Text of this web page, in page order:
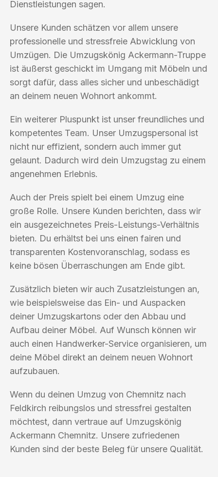
Dienstleistungen sagen.
Unsere Kunden schätzen vor allem unsere
professionelle und stressfreie Abwicklung von
Umzügen. Die Umzugskönig Ackermann-Truppe
ist äußerst geschickt im Umgang mit Möbeln und
sorgt dafür, dass alles sicher und unbeschädigt
an deinem neuen Wohnort ankommt.
Ein weiterer Pluspunkt ist unser freundliches und
kompetentes Team. Unser Umzugspersonal ist
nicht nur effizient, sondern auch immer gut
gelaunt. Dadurch wird dein Umzugstag zu einem
angenehmen Erlebnis.
Auch der Preis spielt bei einem Umzug eine
große Rolle. Unsere Kunden berichten, dass wir
ein ausgezeichnetes Preis-Leistungs-Verhältnis
bieten. Du erhältst bei uns einen fairen und
transparenten Kostenvoranschlag, sodass es
keine bösen Überraschungen am Ende gibt.
Zusätzlich bieten wir auch Zusatzleistungen an,
wie beispielsweise das Ein- und Auspacken
deiner Umzugskartons oder den Abbau und
Aufbau deiner Möbel. Auf Wunsch können wir
auch einen Handwerker-Service organisieren, um
deine Möbel direkt an deinem neuen Wohnort
aufzubauen.
Wenn du deinen Umzug von Chemnitz nach
Feldkirch reibungslos und stressfrei gestalten
möchtest, dann vertraue auf Umzugskönig
Ackermann Chemnitz. Unsere zufriedenen
Kunden sind der beste Beleg für unsere Qualität.